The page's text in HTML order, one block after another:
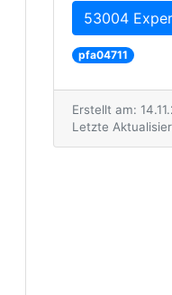
53004
pfa04711
Erstellt am:
Letzte